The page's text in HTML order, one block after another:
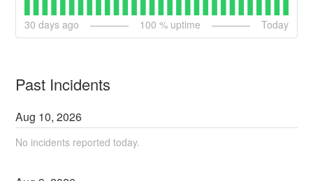
30 days ago 100 % uptime Today
Past Incidents
Aug 10,2026
No incidents reported today.